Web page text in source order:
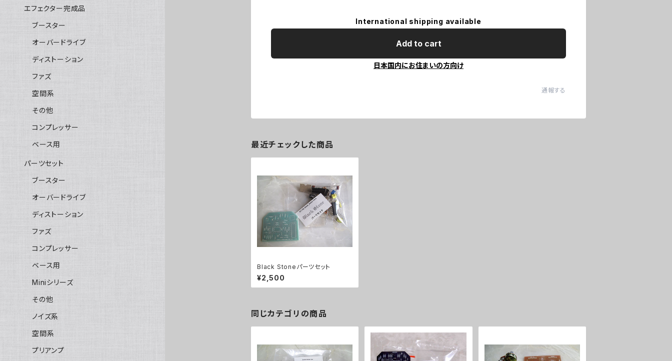
International shipping available
Add to cart
日本国内にお住まいの方向け
通報する
最近チェックした商品
Black Stoneパーツセット
¥2,500
同じカテゴリの商品
エフェクター完成品
ブースター
オーバードライブ
ディストーション
ファズ
空間系
その他
コンプレッサー
ベース用
パーツセット
ブースター
オーバードライブ
ディストーション
ファズ
コンプレッサー
ベース用
Miniシリーズ
その他
ノイズ系
空間系
プリアンプ